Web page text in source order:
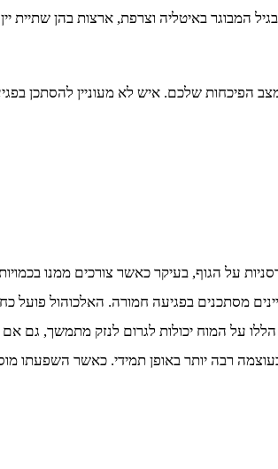
המבוגר באיטליה וצרפת, ארצות בהן שתיית
הפיכחות שלכם. איש לא מעוניין להסתכן
על הגוף, בעיקר כאשר צורכים ממנו
מסתכנים בפגיעה חמורה. האלכוהול פועל
הללו על המוח יכולות לגרום לנזק מתמשך, גם
רבה יותר באופן תמידי. כאשר השפעתו